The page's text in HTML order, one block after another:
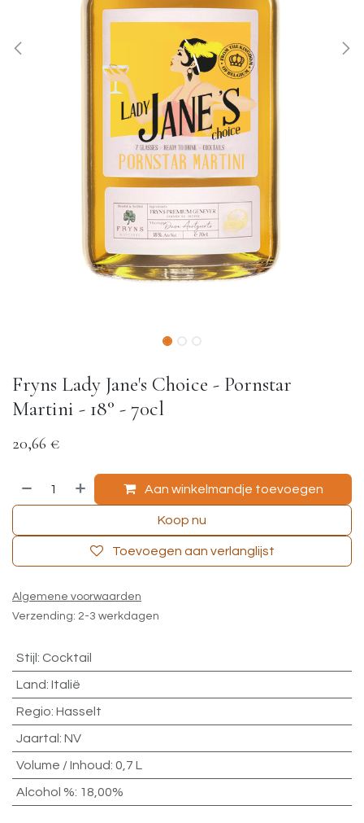
Fryns Lady Jane's Choice - Pornstar
Martini - 18° - 70cl
20,66 €
Aan winkelmandje toevoegen
Koop nu
Toevoegen aan verlanglijst
Algemene voorwaarden
Verzending: 2-3 werkdagen
Stijl : Cocktail
Land: Italië
Regio: Hasselt
Jaartal : NV
Volume / Inhoud: 0,7 L
Alcohol %: 18,00%